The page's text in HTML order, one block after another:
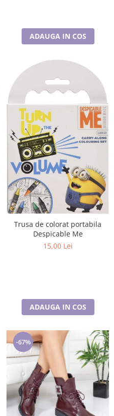
ADAUGA IN COS
Trusa de colorat portabila
Despicable Me
15,00 Lei
ADAUGA IN COS
-67%